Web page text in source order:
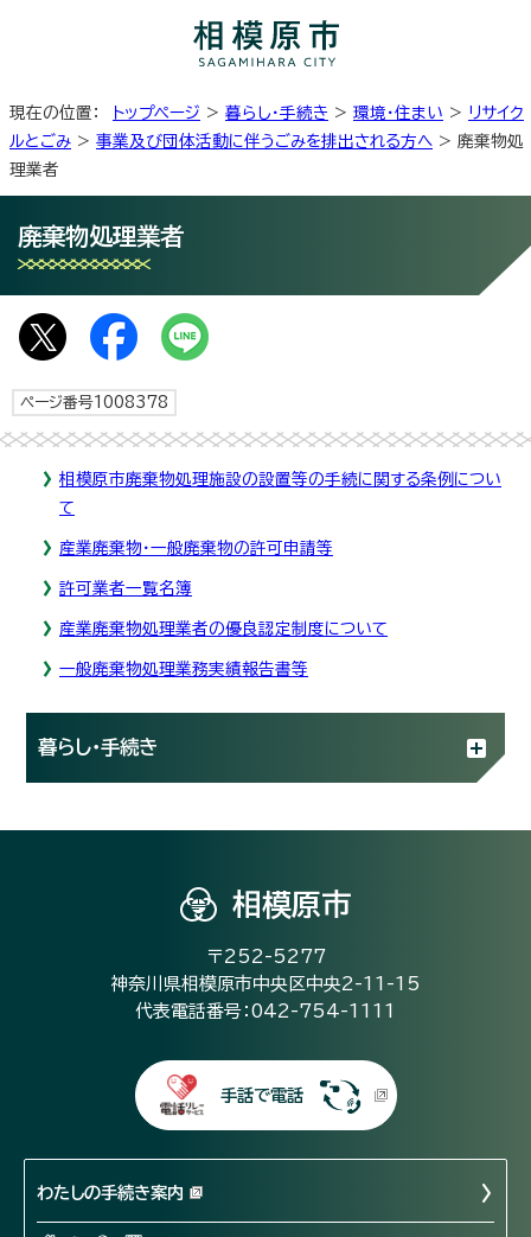
現在の位置： トップページ > 暮らし・手続き > 環境・住まい > リサイク
ルとごみ > 事業及び団体活動に伴うごみを排出される方へ > 廃棄物処
理業者
廃棄物処理業者
ページ番号1008378
相模原市廃棄物処理施設の設置等の手続に関する条例につい
て
産業廃棄物・一般廃棄物の許可申請等
許可業者一覧名簿
産業廃棄物処理業者の優良認定制度について
一般廃棄物処理業務実績報告書等
暮らし・手続き
相模原市
〒252-5277
神奈川県相模原市中央区中央2-11-15
代表電話番号：042-754-1111
手話で電話
わたしの手続き案内